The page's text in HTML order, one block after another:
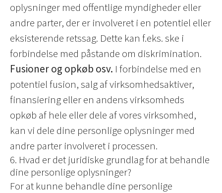
oplysninger med offentlige myndigheder eller
andre parter, der er involveret i en potentiel eller
eksisterende retssag. Dette kan f.eks. ske i
forbindelse med påstande om diskrimination.
Fusioner og opkøb osv. I forbindelse med en
potentiel fusion, salg af virksomhedsaktiver,
finansiering eller en andens virksomheds
opkøb af hele eller dele af vores virksomhed,
kan vi dele dine personlige oplysninger med
andre parter involveret i processen.
6. Hvad er det juridiske grundlag for at behandle
dine personlige oplysninger?
For at kunne behandle dine personlige